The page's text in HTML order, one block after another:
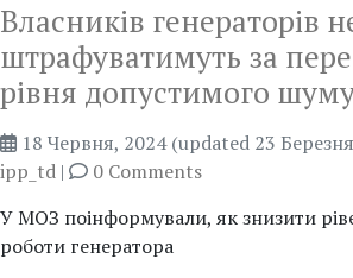
Власників генераторів
штрафуватимуть за
рівня допустимого
18 Червня, 2024 (updated 23
ipp_td |
0 Comments
У МОЗ поінформували, як знизити
роботи генератора